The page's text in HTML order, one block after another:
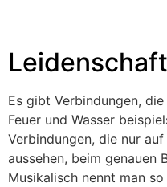
Es gibt Verbindungen,
Feuer und Wasser
Verbindungen, die nur
aussehen, beim genauen
Musikalisch nennt man